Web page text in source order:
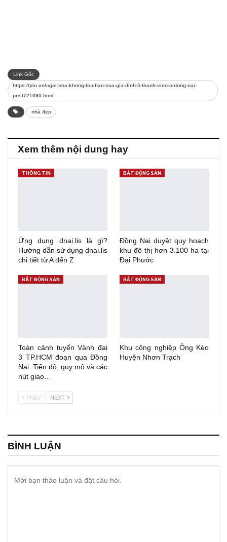
Link Gốc
https://plo.vn/ngoi-nha-khong-lo-chan-cua-gia-dinh-5-thanh-vien-o-dong-nai-
post721090.html
nhà đẹp
Xem thêm nội dung hay
THÔNG TIN
Ứng dụng dnai.lis là gì?
Hướng dẫn sử dụng dnai.lis
chi tiết từ A đến Z
BẤT ĐỘNG SẢN
Đồng Nai duyệt quy hoạch
khu đô thị hơn 3.100 ha tại
Đại Phước
BẤT ĐỘNG SẢN
Toàn cảnh tuyến Vành đai
3 TP.HCM đoạn qua Đồng
Nai: Tiến độ, quy mô và các
nút giao…
BẤT ĐỘNG SẢN
Khu công nghiệp Ông Kèo
Huyện Nhơn Trạch
PREV NEXT
BÌNH LUẬN